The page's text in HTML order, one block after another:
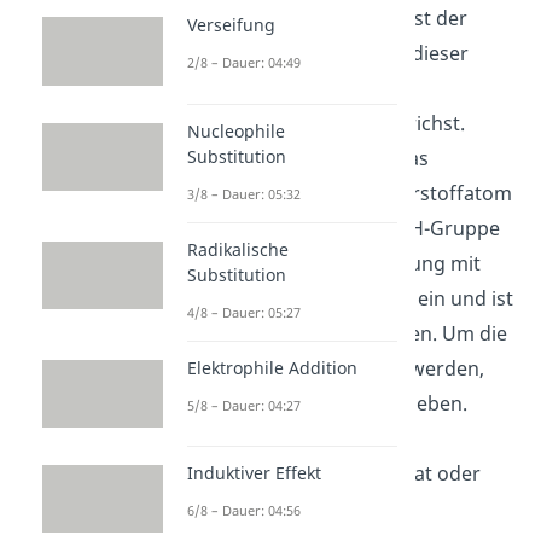
Wasser (H
0) ab. Das ist der
Grund, warum du bei dieser
Polykondensation
sprichst.
6. Bildung
von PET: Das
übriggebliebene Sauerstoffatom
der ehemaligen -COOH-Gruppe
geht eine Doppelbindung mit
dem Kohlenstoffatom ein und ist
dadurch positiv geladen. Um die
positive Ladung loszuwerden,
wird ein Proton abgegeben.
Polyethylenterephthalat oder
auchPET!
Verseifung
2/8 – Dauer: 04:49
Nucleophile
Substitution
3/8 – Dauer: 05:32
Radikalische
Substitution
4/8 – Dauer: 05:27
Elektrophile Addition
5/8 – Dauer: 04:27
Induktiver Effekt
6/8 – Dauer: 04:56